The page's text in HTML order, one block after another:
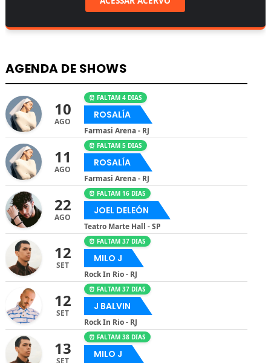
AGENDA DE SHOWS
10
AGO
⏰ FALTAM 4 DIAS
ROSALÍA
Farmasi Arena - RJ
11
AGO
⏰ FALTAM 5 DIAS
ROSALÍA
Farmasi Arena - RJ
22
AGO
⏰ FALTAM 16 DIAS
JOEL DELEÓN
Teatro Marte Hall - SP
12
SET
⏰ FALTAM 37 DIAS
MILO J
Rock In Rio - RJ
12
SET
⏰ FALTAM 37 DIAS
J BALVIN
Rock In Rio - RJ
13
SET
⏰ FALTAM 38 DIAS
MILO J